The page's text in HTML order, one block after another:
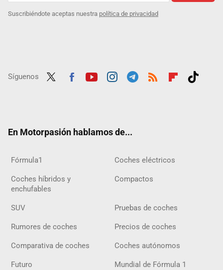
Suscribiéndote aceptas nuestra política de privacidad
Síguenos
En Motorpasión hablamos de...
Fórmula1 Coches eléctricos
Coches híbridos y
enchufables
Compactos
SUV Pruebas de coches
Rumores de coches Precios de coches
Comparativa de coches Coches autónomos
Futuro Mundial de Fórmula 1